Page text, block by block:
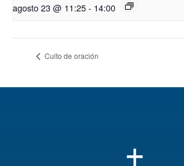
agosto 23 @ 11:25- 14:00
Culto de oración